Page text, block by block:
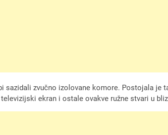
zvučno izolovane komore. Postojala je
ekran i ostale ovakve ružne stvari u